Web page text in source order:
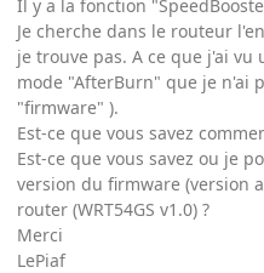
Il y a la fonction
Je cherche dans le routeur
je trouve pas. A ce que j'ai
mode "AfterBurn" que je n'ai
"firmware" ).
Est-ce que vous savez
Est-ce que vous savez ou je
version du firmware (version
router (WRT54GS v1.0) ?
Merci
LePiaf